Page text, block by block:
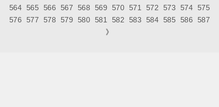
564
565 566 567 568 569 570 571 572 573 574
575
576
577 578 579 580 581 582 583 584 585 586
587
》